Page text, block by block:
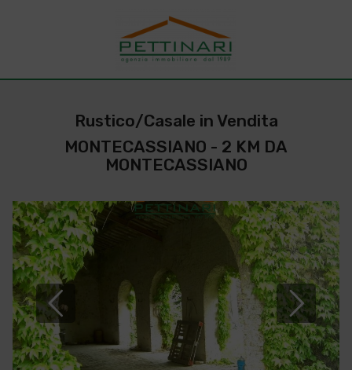
Rustico/Casale in Vendita
MONTECASSIANO - 2 KM DA
MONTECASSIANO